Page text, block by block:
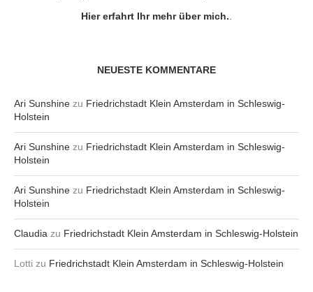
Hier erfahrt Ihr mehr über mich.
NEUESTE KOMMENTARE
Ari Sunshine zu Friedrichstadt Klein Amsterdam in Schleswig-
Holstein
Ari Sunshine zu Friedrichstadt Klein Amsterdam in Schleswig-
Holstein
Ari Sunshine zu Friedrichstadt Klein Amsterdam in Schleswig-
Holstein
Claudia zu Friedrichstadt Klein Amsterdam in Schleswig-Holstein
Lotti zu Friedrichstadt Klein Amsterdam in Schleswig-Holstein